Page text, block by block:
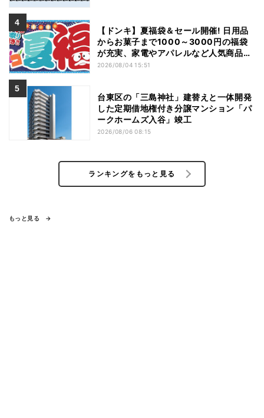
【ドンキ】夏福袋＆セール開催! 日用品
からお菓子まで1000～3000円の福袋
が充実、家電やアパレルなど人気商品も
特価
2026/08/04 15:51
台東区の「三島神社」建替えと一体開発
した定期借地権付き分譲マンション「パ
ークホームズ入谷」竣工
2026/08/06 08:15
ランキングをもっと見る
もっと見る